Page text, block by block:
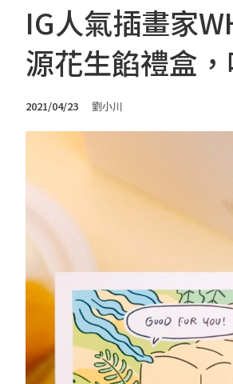
IG人氣插畫家
源花生餡禮盒
2021/04/23 劉小川